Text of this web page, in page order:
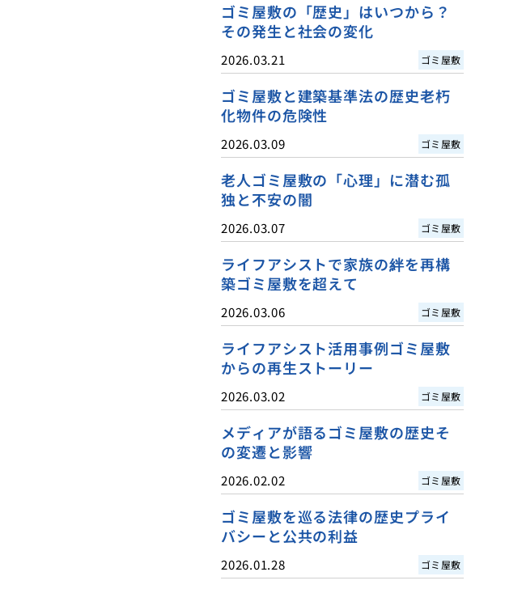
ゴミ屋敷の「歴史」はいつから？
その発生と社会の変化
2026.03.21 ゴミ屋敷
ゴミ屋敷と建築基準法の歴史老朽
化物件の危険性
2026.03.09 ゴミ屋敷
老人ゴミ屋敷の「心理」に潜む孤
独と不安の闇
2026.03.07 ゴミ屋敷
ライフアシストで家族の絆を再構
築ゴミ屋敷を超えて
2026.03.06 ゴミ屋敷
ライフアシスト活用事例ゴミ屋敷
からの再生ストーリー
2026.03.02 ゴミ屋敷
メディアが語るゴミ屋敷の歴史そ
の変遷と影響
2026.02.02 ゴミ屋敷
ゴミ屋敷を巡る法律の歴史プライ
バシーと公共の利益
2026.01.28 ゴミ屋敷